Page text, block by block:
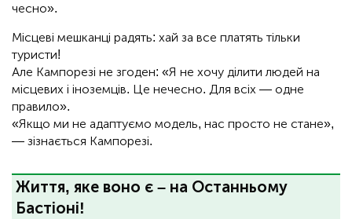
чесно».
Місцеві мешканці радять: хай за все платять тільки
туристи!
Але Кампорезі не згоден: «Я не хочу ділити людей на
місцевих і іноземців. Це нечесно. Для всіх — одне
правило».
«Якщо ми не адаптуємо модель, нас просто не стане»,
— зізнається Кампорезі.
Життя, яке воно є – на Останньому
Бастіоні!